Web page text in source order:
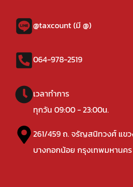
@taxcount (มี @)
064-978-2519
เวลาทำการ
ทุกวัน 09:00 - 23:00น.
261/459 ถ. จรัญสนิทวงศ์ แข
บางกอกน้อย กรุงเทพมหานค